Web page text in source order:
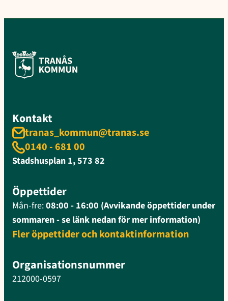
Kontakt
tranas_kommun@tranas.se
0140 - 681 00
Stadshusplan 1, 573 82
Öppettider
Mån-fre:08:00 - 16:00 (Avvikande öppettider under
sommaren - se länk nedan för mer information)
Fler öppettider och kontaktinformation
Organisationsnummer
212000-0597